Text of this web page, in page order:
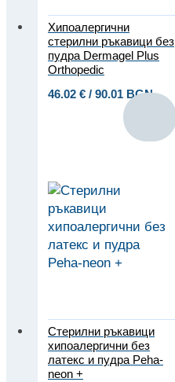
Хипоалергични
стерилни ръкавици без
пудра Dermagel Plus
Orthopedic
46.02 € / 90.01 BGN
Стерилни ръкавици
хипоалергични без
латекс и пудра Peha-
neon +